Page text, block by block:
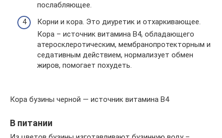
послабляющее.
Корни и кора. Это диуретик и отхаркивающее.
Кора – источник витамина В4, обладающего
атеросклеротическим, мембранопротекторным и
седативным действием, нормализует обмен
жиров, помогает похудеть.
Кора бузины черной — источник витамина В4
В питании